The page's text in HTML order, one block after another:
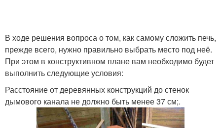
В ходе решения вопроса о том, как самому сложить печь,
прежде всего, нужно правильно выбрать место под неё.
При этом в конструктивном плане вам необходимо будет
выполнить следующие условия:
Расстояние от деревянных конструкций до стенок
дымового канала не должно быть менее 37 см;.